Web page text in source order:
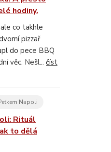
hodiny.
co takhle
pizzař
do pece BBQ
věc. Nešl... číst
Napoli
Rituál
to dělá